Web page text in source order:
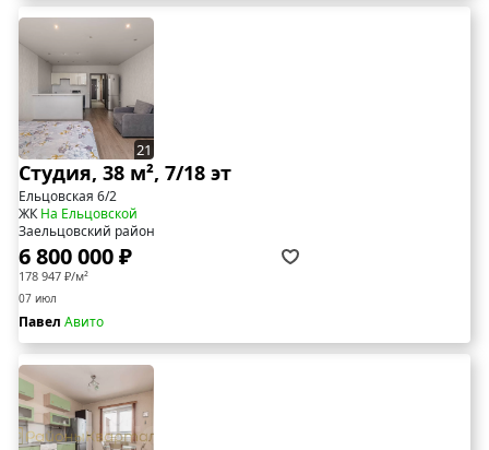
21
Студия, 38 м², 7/18 эт
Ельцовская 6/2
ЖКНа Ельцовской
Заельцовский район
6 800 000 ₽
178 947 ₽/м²
07 июл
Павел Авито